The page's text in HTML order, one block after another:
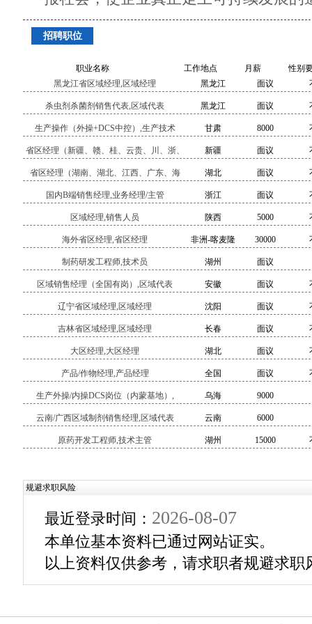
招聘职位
职业名称 工作地点 月薪
性别
黑龙江省区域经理,区域经理
黑龙江 面议
杀虫剂杀菌剂销售代表,区域代表 黑龙江 面议
生产操作（外操+DCS中控）,生产技术 甘肃 8000
省区经理（新疆、赣、桂、云贵、川、浙、
新疆 面议
省区经理（湖南、湖北、江西、广东、海
湖北 面议
国内B端销售经理,业务经理/主管 浙江 面议
区域经理,销售人员 陕西 5000
海外省区经理,省区经理 非洲-喀麦隆 30000
制药研发工程师,技术员 湖州 面议
区域销售经理（全国有岗）,区域代表 安徽 面议
辽宁省区域经理,区域经理 沈阳 面议
吉林省区域经理,区域经理 长春 面议
大区经理,大区经理 湖北 面议
产品/作物经理,产品经理 全国 面议
生产外操/内操DCS岗位（内蒙基地）, 乌海 9000
云南/广西区域制剂销售经理,区域代表 云南 6000
原药开发工程师,技术主管 湖州 15000
规避求职风险
最近登录时间： 2026-08-07
本单位基本资料已通过网站证实。
以上资料仅供参考，请求职者规避求职